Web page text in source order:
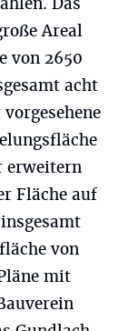
Das
Areal
von 2650
acht
erweitern
Fläche auf
von
mit